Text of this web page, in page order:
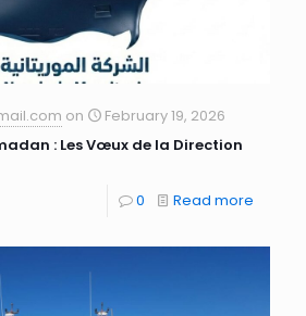
on
February 19, 2026
: Les Vœux de la Direction
0 Read more